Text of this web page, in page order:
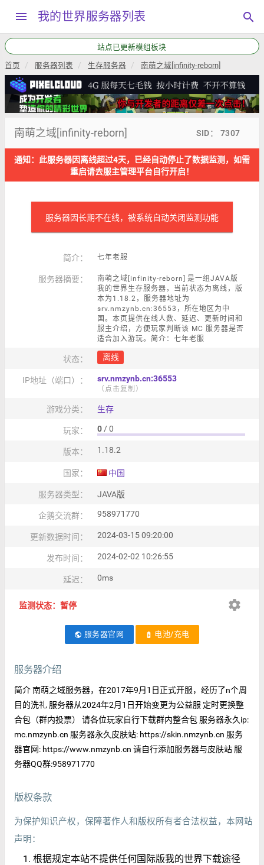
menu 我的世界服务器列表 search
站点已更新模组板块
首页 服务器列表 生存服务器 南萌之域[infinity-reborn]
南萌之域[infinity-reborn] SID： 7307
通知：此服务器因离线超过4天，已经自动停止了数据监测，如需
重启请去服主管理平台自行开启！
服务器因长期不在线，被系统自动关闭监测功能
简介： 七年老服
服务器摘要：
南萌之域[infinity-reborn] 是一组JAVA版
我的世界生存服务器，当前状态为离线，版
本为1.18.2，服务器地址为
srv.nmzynb.cn:36553，所在地区为中
国。本页提供在线人数、延迟、更新时间和
服主介绍，方便玩家判断该 MC 服务器是否
适合加入游玩。简介：七年老服
状态： 离线
IP地址（端口）： srv.nmzynb.cn:36553
（点击复制）
游戏分类： 生存
玩家： 0 / 0
版本： 1.18.2
国家： 中国
服务器类型： JAVA版
企鹅交流群： 958971770
更新数据时间： 2024-03-15 09:20:00
发布时间： 2024-02-02 10:26:55
延迟： 0ms
监测状态：暂停 settings
public 服务器官网 battery_charging_full 电池/充电
服务器介绍
简介 南萌之域服务器，在2017年9月1日正式开服，经历了n个周
目的洗礼 服务器从2024年2月1日开始变更为公益服 定时更换整
合包（群内投票） 请各位玩家自行下载群内整合包 服务器永久ip:
mc.nmzynb.cn 服务器永久皮肤站: https://skin.nmzynb.cn 服务
器官网: https://www.nmzynb.cn 请自行添加服务器与皮肤站 服
务器QQ群:958971770
版权条款
为保护知识产权，保障著作人和版权所有者合法权益，本网站
声明：
根据规定本站不提供任何国际版我的世界下载途径